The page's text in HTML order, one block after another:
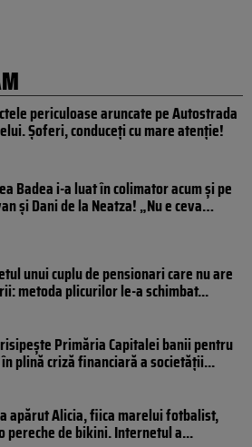
periculoase aruncate pe Autostrada
Șoferi, conduceți cu mare atenție!
Badea i-a luat în colimator acum și pe
și Dani de la Neatza! „Nu e ceva…
unui cuplu de pensionari care nu are
metoda plicurilor le-a schimbat...
Primăria Capitalei banii pentru
în plină criză financiară a societății...
apărut Alicia, fiica marelui fotbalist,
pereche de bikini. Internetul a...